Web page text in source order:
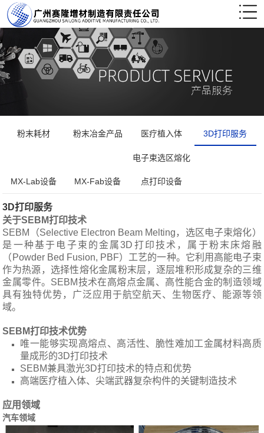
粉末耗材 粉末冶金产品 医疗植入体 3D打印服务
MX-Lab设备 MX-Fab设备
电子束选区熔化
点打印设备
3D打印服务
关于SEBM打印技术
SEBM
（Selective Electron Beam Melting，选区电子束熔化）
是一种基于电子束的金属3D打印技术，属于粉末床熔融
（Powder Bed Fusion, PBF）工艺的一种。它利用高能电子束
作为热源，选择性熔化金属粉末层，逐层堆积形成复杂的三维
金属零件。SEBM技术在高熔点金属、高性能合金的制造领域
具有独特优势，广泛应用于航空航天、生物医疗、能源等领
域。
SEBM打印技术优势
唯一能够实现高熔点、高活性、脆性难加工金属材料高质
量成形的3D打印技术
SEBM兼具激光3D打印技术的特点和优势
高端医疗植入体、尖端武器复杂构件的关键制造技术
应用领域
汽车领域